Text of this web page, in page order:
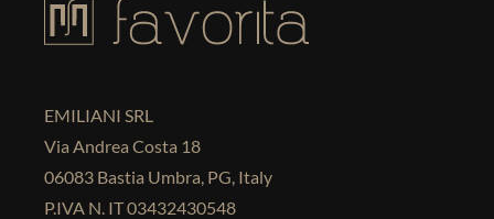
EMILIANI SRL
Via Andrea Costa 18
06083 Bastia Umbra, PG, Italy
P.IVA N. IT 03432430548